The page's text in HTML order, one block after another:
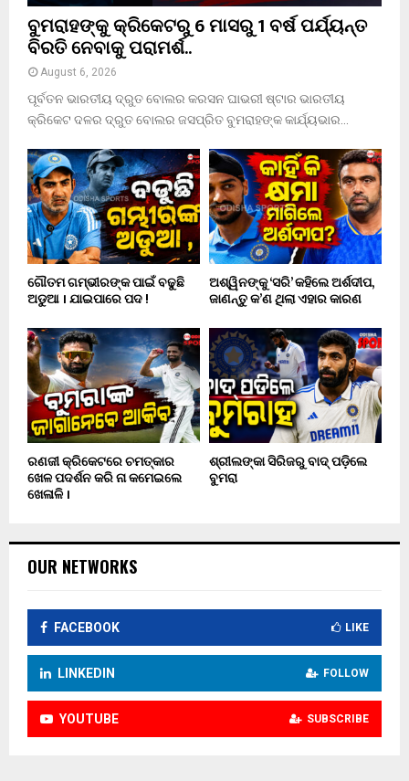
ବୁମରାହଙ୍କୁ କ୍ରିକେଟରୁ 6 ମାସରୁ 1 ବର୍ଷ ପର୍ଯ୍ୟନ୍ତ
ବିରତି ନେବାକୁ ପରାମର୍ଶ..
August 6, 2026
ପୂର୍ବତନ ଭାରତୀୟ ଦ୍ରୁତ ବୋଲର କରସନ ଘାଭରୀ ଷ୍ଟାର ଭାରତୀୟ
କ୍ରିକେଟ ଦଳର ଦ୍ରୁତ ବୋଲର ଜସପ୍ରିତ ବୁମରାହଙ୍କ କାର୍ଯ୍ୟଭାର...
ଗୌତମ ଗମ୍ଭୀରଙ୍କ ପାଇଁ ବଢୁଛି
ଅଡୁଆ । ଯାଇପାରେ ପଦ !
ଅଶ୍ୱିନଙ୍କୁ ‘ସରି’ କହିଲେ ଅର୍ଶଦୀପ,
ଜାଣନ୍ତୁ କ’ଣ ଥିଲା ଏହାର କାରଣ
ରଣଜୀ କ୍ରିକେଟରେ ଚମତ୍କାର
ଖେଳ ପଦର୍ଶନ କରି ନା କମେଇଲେ
ଖେଳାଳି ।
ଶ୍ରୀଲଙ୍କା ସିରିଜରୁ ବାଦ୍ ପଡ଼ିଲେ
ବୁମରା
OUR NETWORKS
FACEBOOK LIKE
LINKEDIN FOLLOW
YOUTUBE SUBSCRIBE